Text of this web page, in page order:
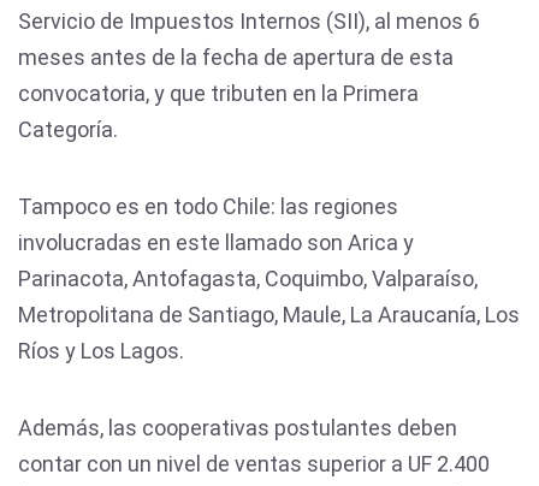
Servicio de Impuestos Internos (SII), al menos 6
meses antes de la fecha de apertura de esta
convocatoria, y que tributen en la Primera
Categoría.
Tampoco es en todo Chile: las regiones
involucradas en este llamado son Arica y
Parinacota, Antofagasta, Coquimbo, Valparaíso,
Metropolitana de Santiago, Maule, La Araucanía, Los
Ríos y Los Lagos.
Además, las cooperativas postulantes deben
contar con un nivel de ventas superior a UF 2.400